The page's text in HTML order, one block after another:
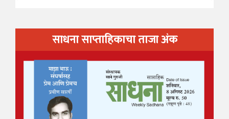
साधना साप्ताहिकाचा ताजा अंक